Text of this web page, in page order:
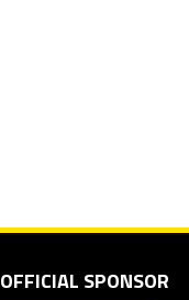
OFFICIAL SPONSOR